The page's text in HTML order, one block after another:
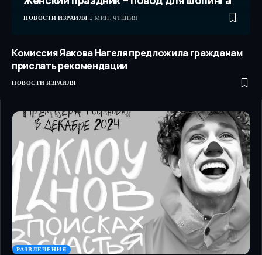
НОВОСТИ ИЗРАИЛЯ 3 МИН. ЧТЕНИЯ
Комиссия Яакова Нагеля предложила гражданам
прислать рекомендации
НОВОСТИ ИЗРАИЛЯ
РАЗВЛЕЧЕНИЯ